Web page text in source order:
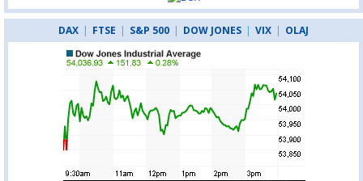
DAX | FTSE | S&P 500 | DOW JONES | VIX | OLAJ